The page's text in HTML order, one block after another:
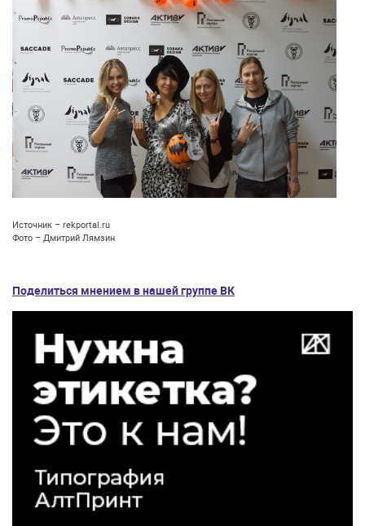
Источник – rekportal.ru
Фото – Дмитрий Лямзин
Поделиться мнением в нашей группе ВК